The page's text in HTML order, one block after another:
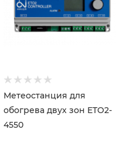
Метеостанция для
обогрева двух зон ETO2-
4550